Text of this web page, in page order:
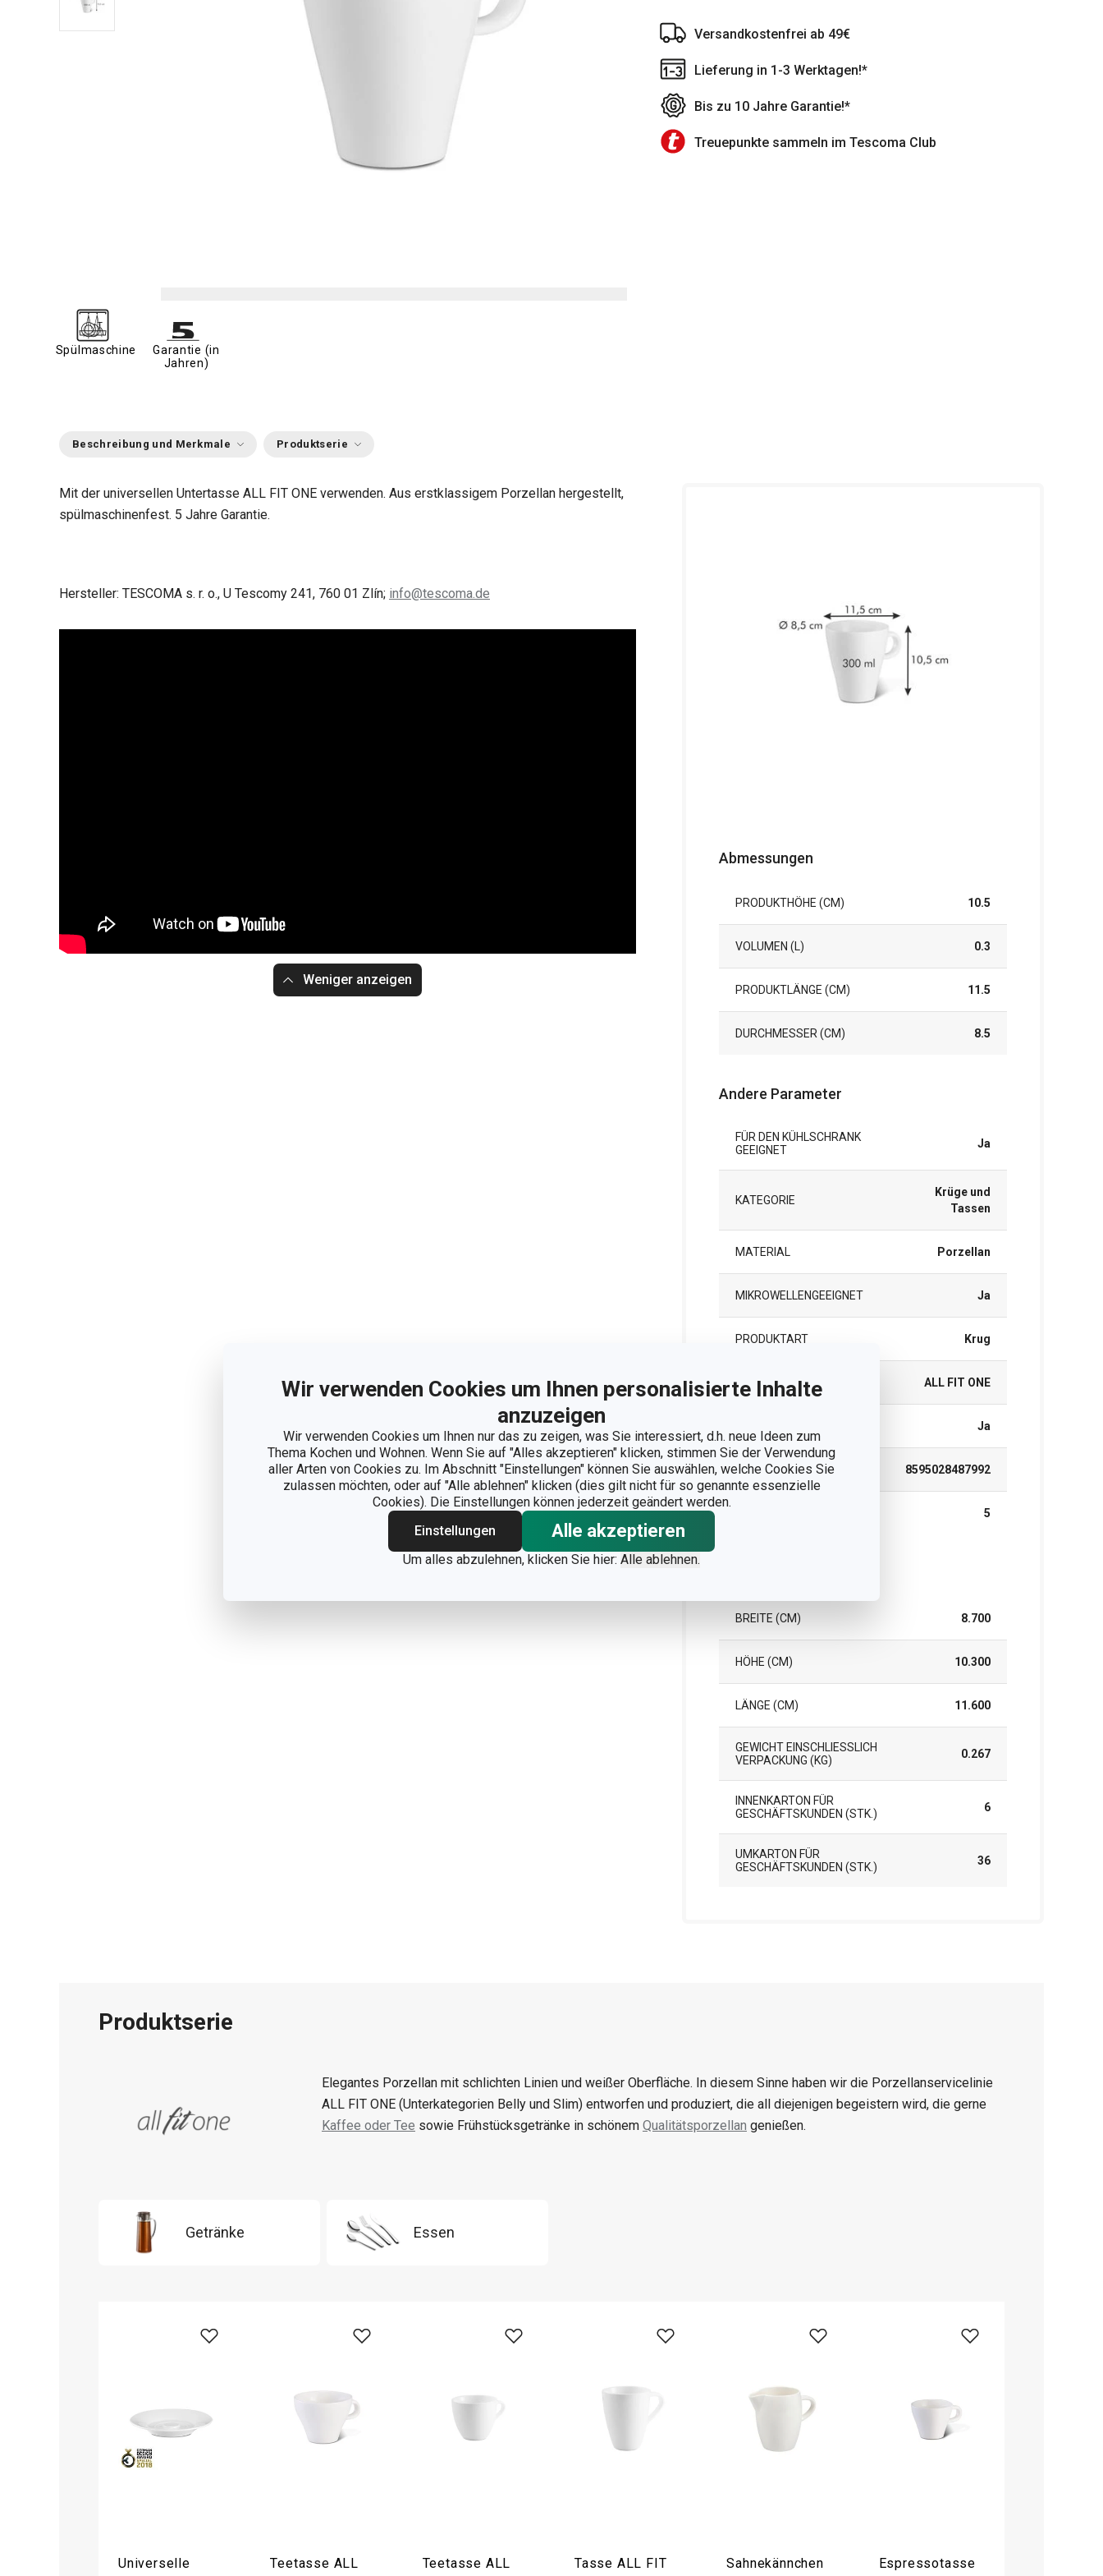
Wir verwenden Cookies um Ihnen personalisierte Inhalte
anzuzeigen
Wir verwenden Cookies um Ihnen nur das zu zeigen, was Sie interessiert, d.h. neue Ideen zum
Thema Kochen und Wohnen. Wenn Sie auf "Alles akzeptieren" klicken, stimmen Sie der Verwendung
aller Arten von Cookies zu. Im Abschnitt "Einstellungen" können Sie auswählen, welche Cookies Sie
zulassen möchten, oder auf "Alle ablehnen" klicken (dies gilt nicht für so genannte essenzielle
Cookies). Die Einstellungen können jederzeit geändert werden.
Einstellungen
Alle akzeptieren
Um alles abzulehnen, klicken Sie hier: Alle ablehnen.
Versandkostenfrei ab 49€
Lieferung in 1-3 Werktagen!*
Bis zu 10 Jahre Garantie!*
Treuepunkte sammeln im Tescoma Club
Spülmaschine
Garantie (in
Jahren)
Beschreibung und Merkmale Produktserie
Mit der universellen Untertasse ALL FIT ONE verwenden. Aus erstklassigem Porzellan hergestellt,
spülmaschinenfest. 5 Jahre Garantie.
Hersteller: TESCOMA s. r. o., U Tescomy 241, 760 01 Zlín; info@tescoma.de
Weniger anzeigen
Abmessungen
PRODUKTHÖHE (CM) 10.5
VOLUMEN (L) 0.3
PRODUKTLÄNGE (CM) 11.5
DURCHMESSER (CM) 8.5
Andere Parameter
FÜR DEN KÜHLSCHRANK
GEEIGNET
Ja
KATEGORIE
Krüge und
Tassen
MATERIAL Porzellan
MIKROWELLENGEEIGNET Ja
PRODUKTART Krug
PRODUKTLINIE ALL FIT ONE
Ja
EAN 8595028487992
5
BREITE (CM) 8.700
HÖHE (CM) 10.300
LÄNGE (CM) 11.600
GEWICHT EINSCHLIESSLICH V
ERPACKUNG (KG)
0.267
INNENKARTON FÜR
GESCHÄFTSKUNDEN (STK.)
6
UMKARTON FÜR
GESCHÄFTSKUNDEN (STK.)
36
Produktserie
Elegantes Porzellan mit schlichten Linien und weißer Oberfläche. In diesem Sinne haben wir die Porzellanservicelinie
ALL FIT ONE (Unterkategorien Belly und Slim) entworfen und produziert, die all diejenigen begeistern wird, die gerne
Kaffee oder Tee sowie Frühstücksgetränke in schönem Qualitätsporzellan genießen.
Getränke Essen
Universelle
Teetasse ALL
Teetasse ALL
Tasse ALL FIT
Sahnekännchen
Espressotasse